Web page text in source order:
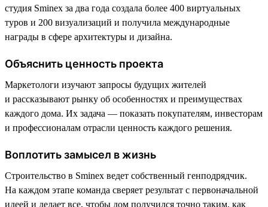
студия Sminex за два года создала более 400 виртуальных
туров и 200 визуализаций и получила международные
награды в сфере архитектуры и дизайна.
Объяснить ценность проекта
Маркетологи изучают запросы будущих жителей
и рассказывают рынку об особенностях и преимуществах
каждого дома. Их задача — показать покупателям, инвесторам
и профессионалам отрасли ценность каждого решения.
Воплотить замысел в жизнь
Строительство в Sminex ведет собственный генподрядчик.
На каждом этапе команда сверяет результат с первоначальной
идеей и делает все, чтобы дом получился точно таким, как